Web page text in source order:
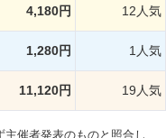
4,180円 12人気
1,280円 1人気
11,120円 19人気
催者発表のものと照合し